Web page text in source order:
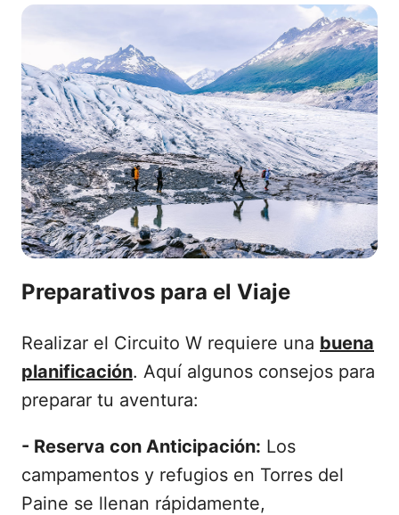
Preparativos para el Viaje
Realizar el Circuito W requiere una buena
planificación. Aquí algunos consejos para
preparar tu aventura:
- Reserva con Anticipación: Los
campamentos y refugios en Torres del
Paine se llenan rápidamente,